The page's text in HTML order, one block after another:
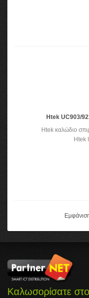
Htek UC903/
Htek καλώδιο
Htek
Καλωσορίσατε